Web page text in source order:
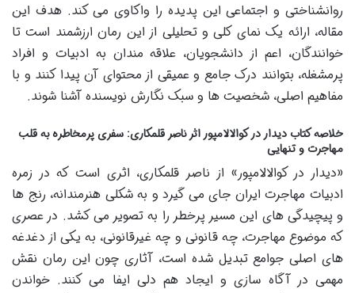
روانشناختی و اجتماعی این پدیده را واکاوی می کند. هدف این
مقاله، ارائه یک نمای کلی و تحلیلی از این رمان ارزشمند است تا
خوانندگان، اعم از دانشجویان، علاقه مندان به ادبیات و افراد
پرمشغله، بتوانند درک جامع و عمیقی از محتوای آن پیدا کنند و با
مفاهیم اصلی، شخصیت ها و سبک نگارش نویسنده آشنا شوند.
خلاصه کتاب دیدار در کوالالامپور اثر ناصر قلمکاری: سفری پرمخاطره به قلب
مهاجرت و تنهایی
«دیدار در کوالالامپور» از ناصر قلمکاری، اثری است که در زمره
ادبیات مهاجرت ایران جای می گیرد و به شکلی هنرمندانه، رنج ها
و پیچیدگی های این مسیر پرخطر را به تصویر می کشد. در عصری
که موضوع مهاجرت، چه قانونی و چه غیرقانونی، به یکی از دغدغه
های اصلی جوامع تبدیل شده است، آثاری چون این رمان نقش
مهمی در آگاه سازی و ایجاد هم دلی ایفا می کنند. خواندن